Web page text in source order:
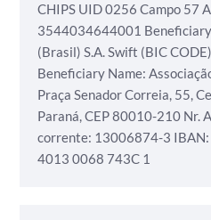
CHIPS UID 0256 Campo 57
3544034644001
(Brasil) S.A.Swift (BIC
Beneficiary Name:
Praça Senador Correia, 55,
Paraná, CEP 80010-210 Nr.
corrente: 13006874-3
4013 0068 743C 1